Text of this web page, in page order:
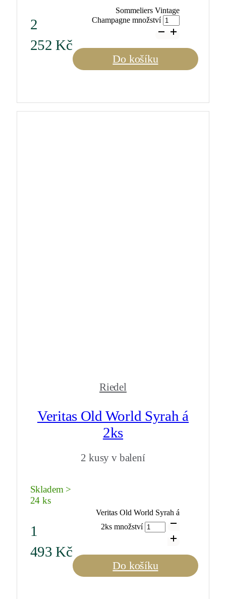
2
252Kč
Sommeliers Vintage
Champagne množství
Do košíku
Riedel
Veritas Old World Syrah á
2ks
2 kusy v balení
Skladem >
24 ks
1
493Kč
Veritas Old World Syrah á
2ks množství
Do košíku